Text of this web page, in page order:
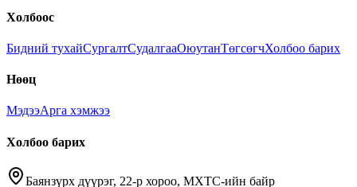
Холбоос
Бидний тухайСургалтСудалгааОюутанТөгсөгчХолбоо барих
Нөөц
МэдээАрга хэмжээ
Холбоо барих
Баянзүрх дүүрэг, 22-р хороо, МХТС-ийн байр